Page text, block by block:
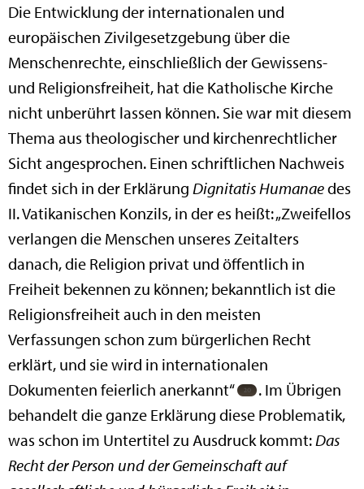
Die Entwicklung der internationalen und
europäischen Zivilgesetzgebung über die
Menschenrechte, einschließlich der Gewissens-
und Religionsfreiheit, hat die Katholische Kirche
nicht unberührt lassen können. Sie war mit diesem
Thema aus theologischer und kirchenrechtlicher
Sicht angesprochen. Einen schriftlichen Nachweis
findet sich in der Erklärung Dignitatis Humanaedes
II. Vatikanischen Konzils, in der es heißt: „Zweifellos
verlangen die Menschen unseres Zeitalters
danach, die Religion privat und öffentlich in
Freiheit bekennen zu können; bekanntlich ist die
Religionsfreiheit auch in den meisten
Verfassungen schon zum bürgerlichen Recht
erklärt, und sie wird in internationalen
Dokumenten feierlich anerkannt“
. Im Übrigen
behandelt die ganze Erklärung diese Problematik,
was schon im Untertitel zu Ausdruck kommt: Das
Recht der Person und der Gemeinschaft auf